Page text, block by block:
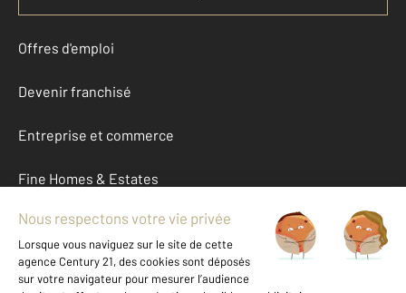
Offres d'emploi
Devenir franchisé
Entreprise et commerce
Fine Homes & Estates
À propos
International